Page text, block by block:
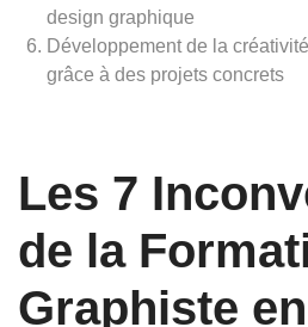
design graphique
Développement de la
grâce à des projets concrets
Les 7
de la
Graphiste